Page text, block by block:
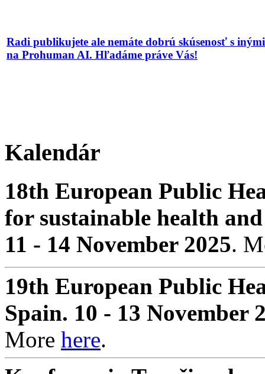
Radi publikujete ale nemáte dobrú skúsenosť s
na Prohuman AI. Hľadáme práve Vás!
Kalendár
18th European Public
for sustainable health
11 - 14 November 2025.
19th European Public
Spain. 10 - 13 November
More here.